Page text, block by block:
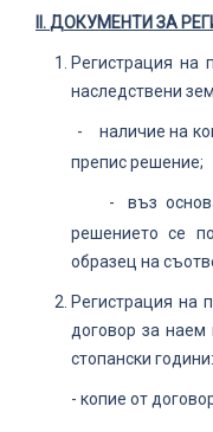
.ДОКУМЕНТИ ЗА
Регистрация на
наследствени
-
наличие на
препис решение;
-
въз
решението се
образец на
Регистрация на
договор за
стопански години:
- копие от